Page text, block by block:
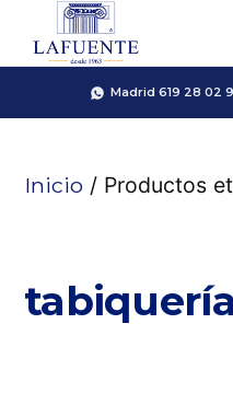
Madrid 619 28 02
Inicio / Productos
tabiquería